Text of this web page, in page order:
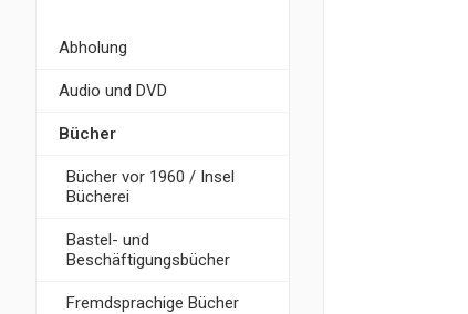
Abholung
Audio und DVD
Bücher
Bücher vor 1960 / Insel
Bücherei
Bastel- und
Beschäftigungsbücher
Fremdsprachige Bücher